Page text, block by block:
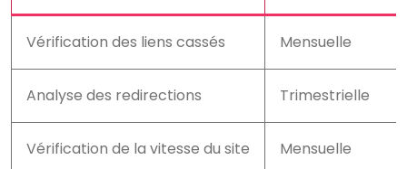
Vérification des liens cassés Mensuelle
Analyse des redirections Trimestrielle
Vérification de la vitesse du site Mensuelle